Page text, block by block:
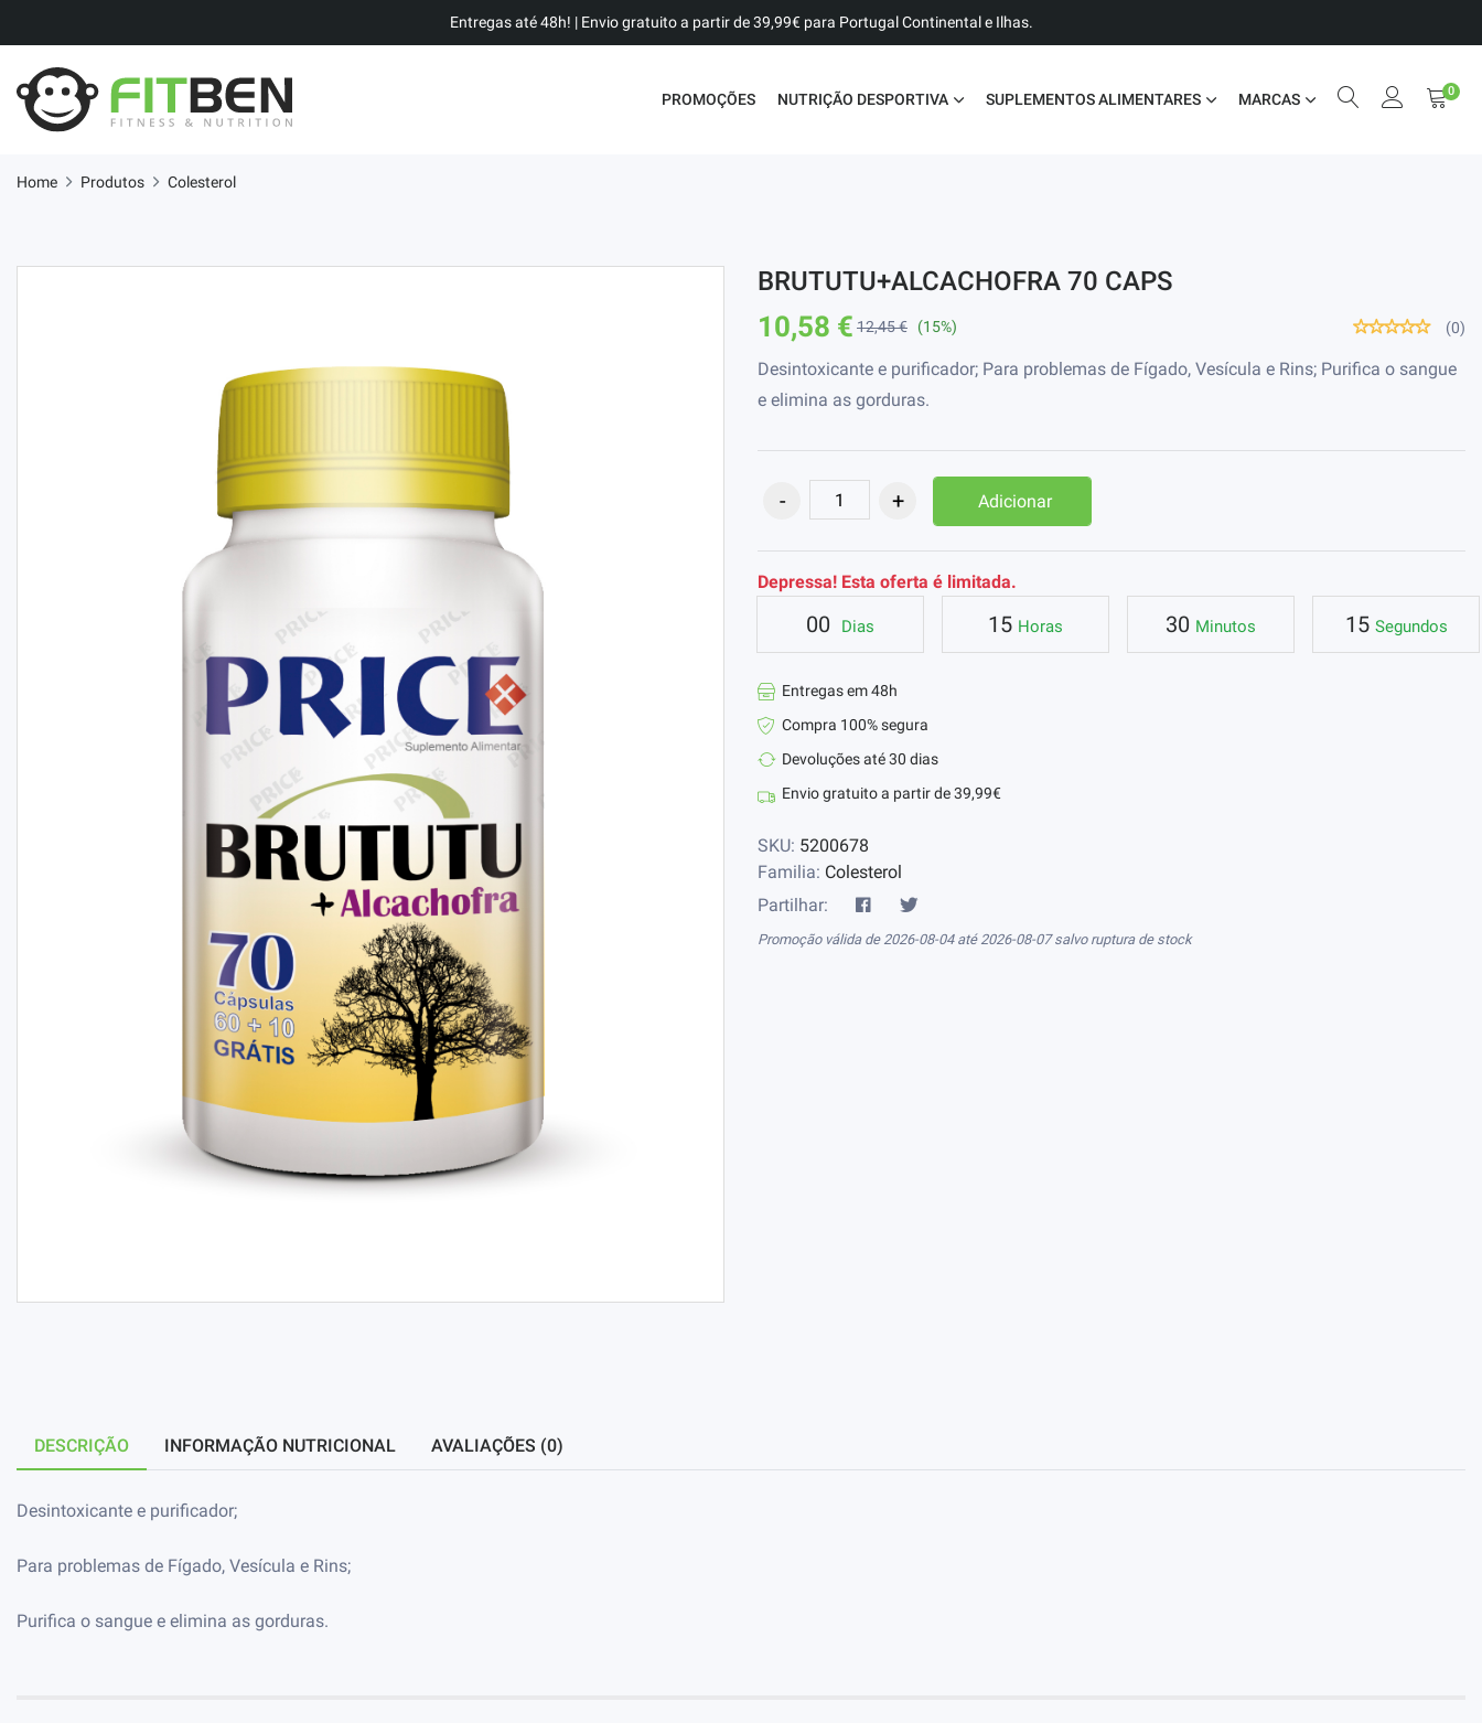
Entregas até 48h! | Envio gratuito a partir de 39,99€ para Portugal Continental e Ilhas.
PROMOÇÕES NUTRIÇÃO DESPORTIVA SUPLEMENTOS ALIMENTARES MARCAS 0
Home Produtos Colesterol
BRUTUTU+ALCACHOFRA 70 CAPS
10,58 € 12,45 € (15%) (0)
Desintoxicante e purificador; Para problemas de Fígado, Vesícula e Rins; Purifica o sangue
e elimina as gorduras.
Adicionar
Depressa! Esta oferta é limitada.
00 Dias 15 Horas 30 Minutos 14 Segundos
Entregas em 48h
Compra 100% segura
Devoluções até 30 dias
Envio gratuito a partir de 39,99€
SKU: 5200678
Familia: Colesterol
Partilhar:
Promoção válida de 2026-08-04 até 2026-08-07 salvo ruptura de stock
DESCRIÇÃO INFORMAÇÃO NUTRICIONAL AVALIAÇÕES (0)
Desintoxicante e purificador;
Para problemas de Fígado, Vesícula e Rins;
Purifica o sangue e elimina as gorduras.